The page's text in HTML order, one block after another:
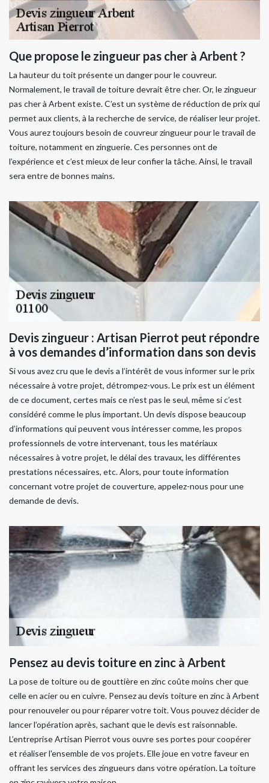
Que propose le zingueur pas cher à Arbent ?
La hauteur du toit présente un danger pour le couvreur.
Normalement, le travail de toiture devrait être cher. Or, le zingueur
pas cher à Arbent existe. C’est un système de réduction de prix qui
permet aux clients, à la recherche de service, de réaliser leur projet.
Vous aurez toujours besoin de couvreur zingueur pour le travail de
toiture, notamment en zinguerie. Ces personnes ont de
l’expérience et c’est mieux de leur confier la tâche. Ainsi, le travail
sera entre de bonnes mains.
Devis zingueur : Artisan Pierrot peut répondre
à vos demandes d’information dans son devis
Si vous avez cru que le devis a l’intérêt de vous informer sur le prix
nécessaire à votre projet, détrompez-vous. Le prix est un élément
de ce document, certes mais ce n’est pas le seul, même si c’est
considéré comme le plus important. Un devis dispose beaucoup
d’informations qui peuvent vous intéresser comme, les propos
professionnels de votre intervenant, tous les matériaux
nécessaires à votre projet, le délai des travaux, les différentes
prestations nécessaires, etc. Alors, pour toute information
concernant votre projet de couverture, appelez-nous pour une
demande de devis.
Pensez au devis toiture en zinc à Arbent
La pose de toiture ou de gouttière en zinc coûte moins cher que
celle en acier ou en cuivre. Pensez au devis toiture en zinc à Arbent
pour renouveler ou pour réparer votre toit. Vous pouvez décider de
lancer l’opération après, sachant que le devis est raisonnable.
L’entreprise Artisan Pierrot vous ouvre ses portes pour coopérer
et réaliser l'ensemble de vos projets. Elle joue en votre faveur en
offrant les services des zingueurs dans votre opération. La toiture